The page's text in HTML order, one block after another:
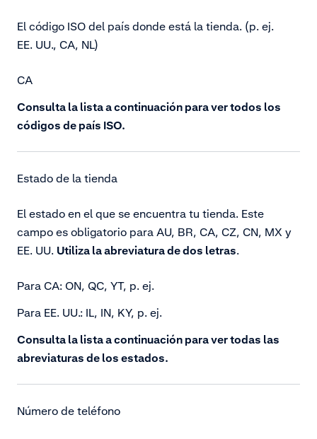
El código ISO del país donde está la tienda. (p. ej.
EE. UU., CA, NL)
CA
Consulta la lista a continuación para ver todos los
códigos de país ISO.
Estado de la tienda
El estado en el que se encuentra tu tienda. Este
campo es obligatorio para AU, BR, CA, CZ, CN, MX y
EE. UU. Utiliza la abreviatura de dos letras.
Para CA: ON, QC, YT, p. ej.
Para EE. UU.: IL, IN, KY, p. ej.
Consulta la lista a continuación para ver todas las
abreviaturas de los estados.
Número de teléfono